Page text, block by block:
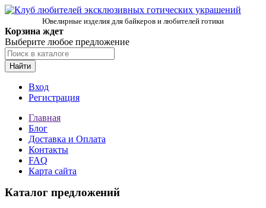
Ювелирные изделия для байкеров и любителей готики
Корзина ждет
Выберите любое предложение
Найти
Вход
Регистрация
Главная
Блог
Доставка и Оплата
Контакты
FAQ
Карта сайта
Каталог предложений